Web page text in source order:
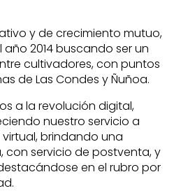
y de crecimiento mutuo,
2014 buscando ser un
cultivadores, con puntos
de Las Condes y Ñuñoa.
a la revolución digital,
nuestro servicio a
brindando una
con servicio de postventa, y
en el rubro por